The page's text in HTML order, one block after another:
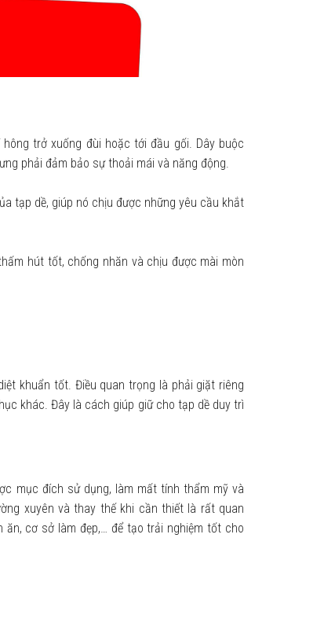
trở xuống đùi hoặc tới đầu gối. Dây buộc
phải đảm bảo sự thoải mái và năng động.
tạp dề, giúp nó chịu được những yêu cầu khắt
hút tốt, chống nhăn và chịu được mài mòn
khuẩn tốt. Điều quan trọng là phải giặt riêng
khác. Đây là cách giúp giữ cho tạp dề duy trì
mục đích sử dụng, làm mất tính thẩm mỹ và
xuyên và thay thế khi cần thiết là rất quan
cơ sở làm đẹp,… để tạo trải nghiệm tốt cho